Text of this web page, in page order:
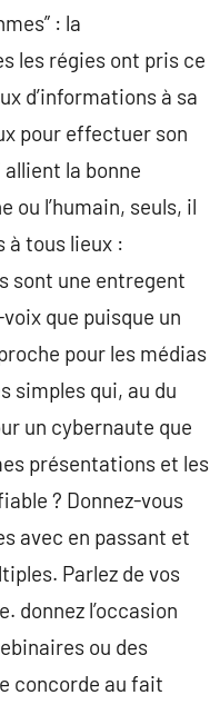
: la
les régies ont pris ce
d’informations à sa
pour effectuer son
la bonne
l’humain, seuls, il
à tous lieux :
sont une entregent
que puisque un
pour les médias
simples qui, au du
un cybernaute que
présentations et les
? Donnez-vous
avec en passant et
Parlez de vos
donnez l’occasion
ou des
concorde au fait